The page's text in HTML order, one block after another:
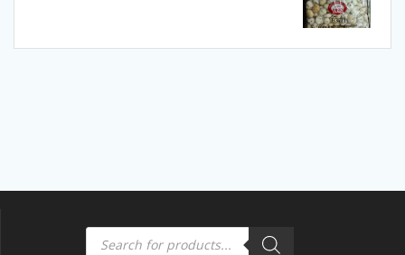
Products
search